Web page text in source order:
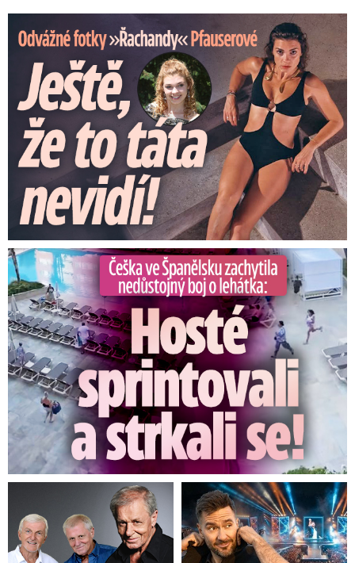
Odvážné fotky Denisy Pfauserové: Ještě, že to táta nevidí
Češka ve Španělsku natočila nedůstojný boj o lehátka